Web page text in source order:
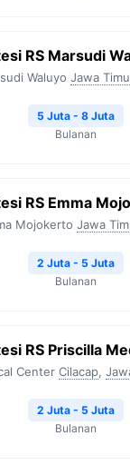
RS Marsudi
Waluyo Jawa
5 Juta - 8 Juta
Bulanan
RS Emma
Mojokerto Jawa
2 Juta - 5 Juta
Bulanan
RS Priscilla
Center Cilacap,
2 Juta - 5 Juta
Bulanan